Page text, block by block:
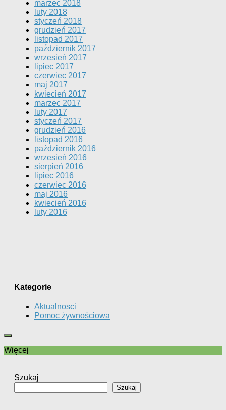
marzec 2018
luty 2018
styczeń 2018
grudzień 2017
listopad 2017
październik 2017
wrzesień 2017
lipiec 2017
czerwiec 2017
maj 2017
kwiecień 2017
marzec 2017
luty 2017
styczeń 2017
grudzień 2016
listopad 2016
październik 2016
wrzesień 2016
sierpień 2016
lipiec 2016
czerwiec 2016
maj 2016
kwiecień 2016
luty 2016
Kategorie
Aktualnosci
Pomoc żywnościowa
Więcej
Szukaj
Szukaj